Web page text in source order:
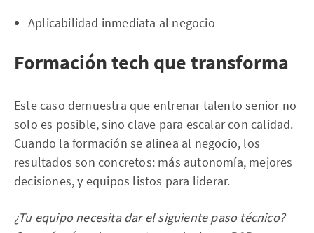
Aplicabilidad inmediata al negocio
Formación tech que transforma
Este caso demuestra que entrenar talento senior no
solo es posible, sino clave para escalar con calidad.
Cuando la formación se alinea al negocio, los
resultados son concretos: más autonomía, mejores
decisiones, y equipos listos para liderar.
¿Tu equipo necesita dar el siguiente paso técnico?